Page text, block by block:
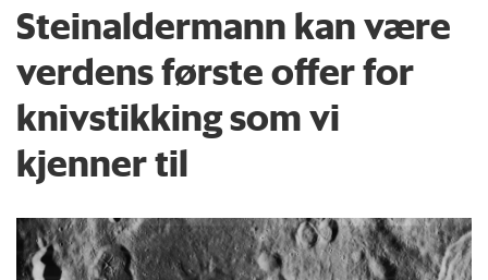
Steinaldermann kan være
verdens første offer for
knivstikking som vi
kjenner til